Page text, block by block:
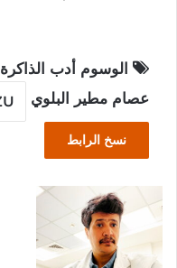
الوسوم أدب الذاكرة
عصام مطير البلوي
نسخ الرابط